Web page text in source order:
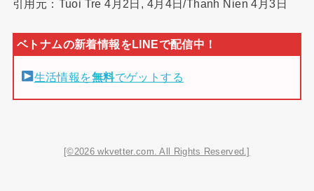
引用元：Tuoi Tre 4月2日, 4月4日/Thanh Nien 4月3日
生活情報を無料でゲットする
[©2026 wkvetter.com. All Rights Reserved.]